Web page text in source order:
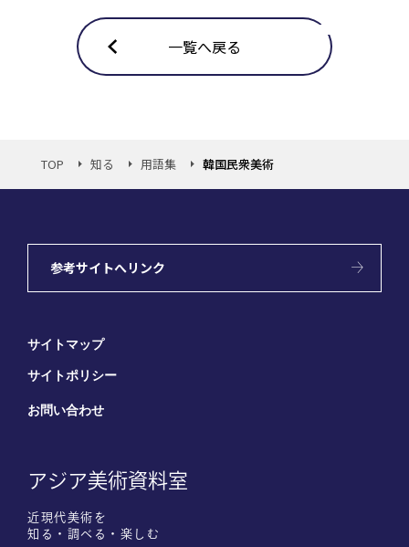
一覧へ戻る
TOP 知る 用語集 韓国民衆美術
参考サイトへリンク
サイトマップ
サイトポリシー
お問い合わせ
アジア美術資料室
近現代美術を
知る・調べる・楽しむ